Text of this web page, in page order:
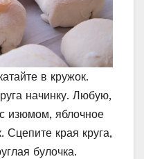
в кружок.
начинку. Любую,
изюмом, яблочное
Сцепите края круга,
булочка.